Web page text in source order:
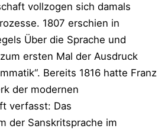
vollzogen sich damals
1807 erschien in
Über die Sprache und
ersten Mal der Ausdruck
Bereits 1816 hatte Franz
der modernen
verfasst: Das
der Sanskritsprache im